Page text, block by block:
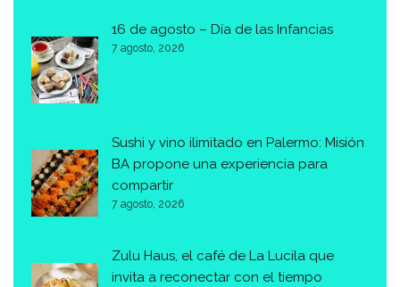
16 de agosto – Día de las Infancias
7 agosto, 2026
Sushi y vino ilimitado en Palermo: Misión
BA propone una experiencia para
compartir
7 agosto, 2026
Zulu Haus, el café de La Lucila que
invita a reconectar con el tiempo